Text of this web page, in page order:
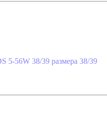
38/39